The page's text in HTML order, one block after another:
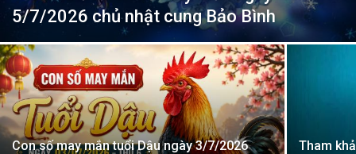
5/7/2026 chủ nhật cung Bảo Bình
Con số may mắn tuổi Dậu ngày 3/7/2026
Tham